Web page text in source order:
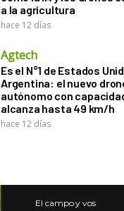
a la agricultura
hace 12 días
Agtech
Es el N°1 de Estados
Argentina: el nuevo
autónomo con
alcanza hasta 49 km/h
hace 12 días
El campo y vos